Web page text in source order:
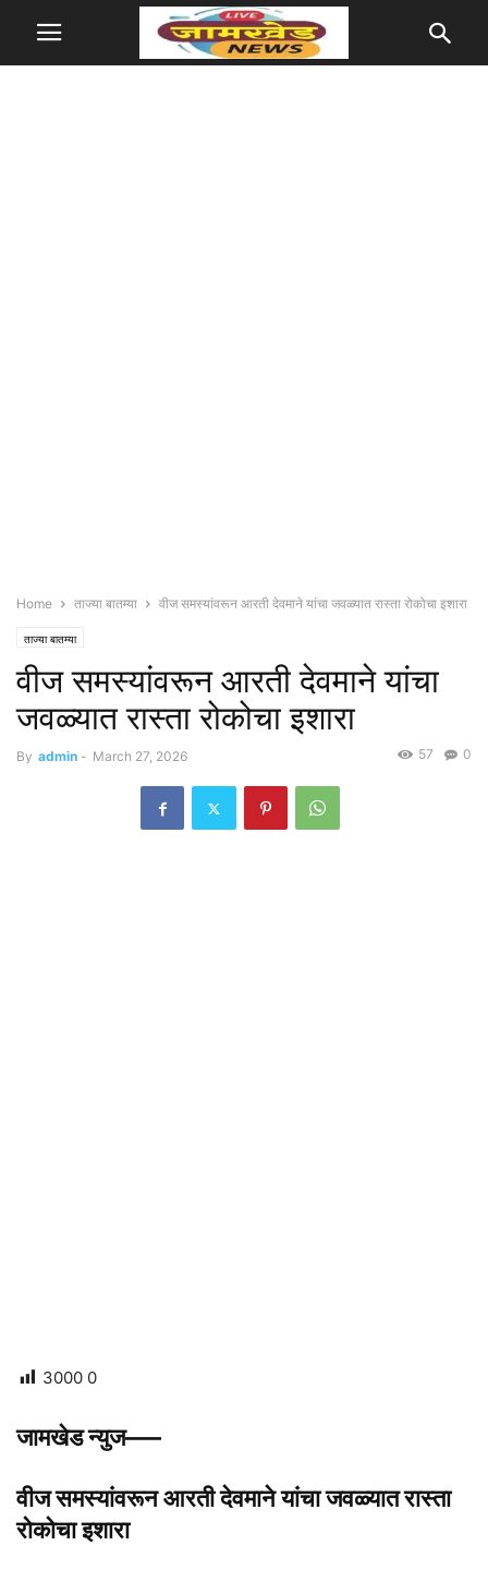
Home ताज्या बातम्या वीज समस्यांवरून आरती देवमाने यांचा जवळ्यात रास्ता रोकोचा इशारा
ताज्या बातम्या
वीज समस्यांवरून आरती देवमाने यांचा
जवळ्यात रास्ता रोकोचा इशारा
By admin - March 27, 2026 0
57
3000 0
जामखेड न्युज—–
वीज समस्यांवरून आरती देवमाने यांचा जवळ्यात रास्ता
रोकोचा इशारा